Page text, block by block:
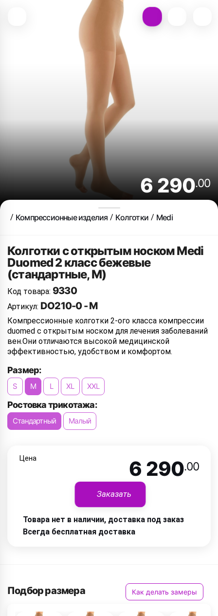
6 290.00
Компрессионные изделия Колготки Medi
Колготки с открытым носком Medi
Duomed 2 класс бежевые
(стандартные, M)
Код товара: 9330
Артикул: DO210-0 - M
Компрессионные колготки 2-ого класса компрессии
duomed с открытым носком для лечения заболеваний
вен.Они отличаются высокой медицинской
эффективностью, удобством и комфортом.
Размер:
S M L XL XXL
Ростовка трикотажа:
Стандартный Малый
Цена 6 290.00
Заказать
Товара нет в наличии, доставка под заказ
Всегда бесплатная доставка
Подбор размера Как делать замеры